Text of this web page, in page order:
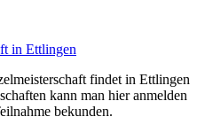
findet in Ettlingen
kann man hier anmelden
bekunden.